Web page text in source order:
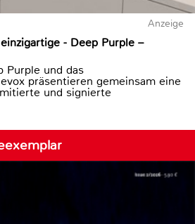
Anzeige
- Deep Purple –
Purple und das
präsentieren gemeinsam eine
und signierte